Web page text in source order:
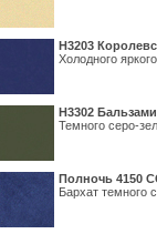
Н3203
Холодного
Н3302
Темного серо-
Полночь 4150
Бархат темного